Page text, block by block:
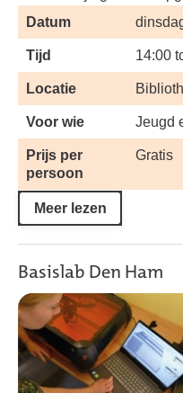
Datum
Tijd 14:00
Locatie
Voor wie Jeugd
Prijs per
persoon
Gratis
Meer lezen
Basislab Den Ham